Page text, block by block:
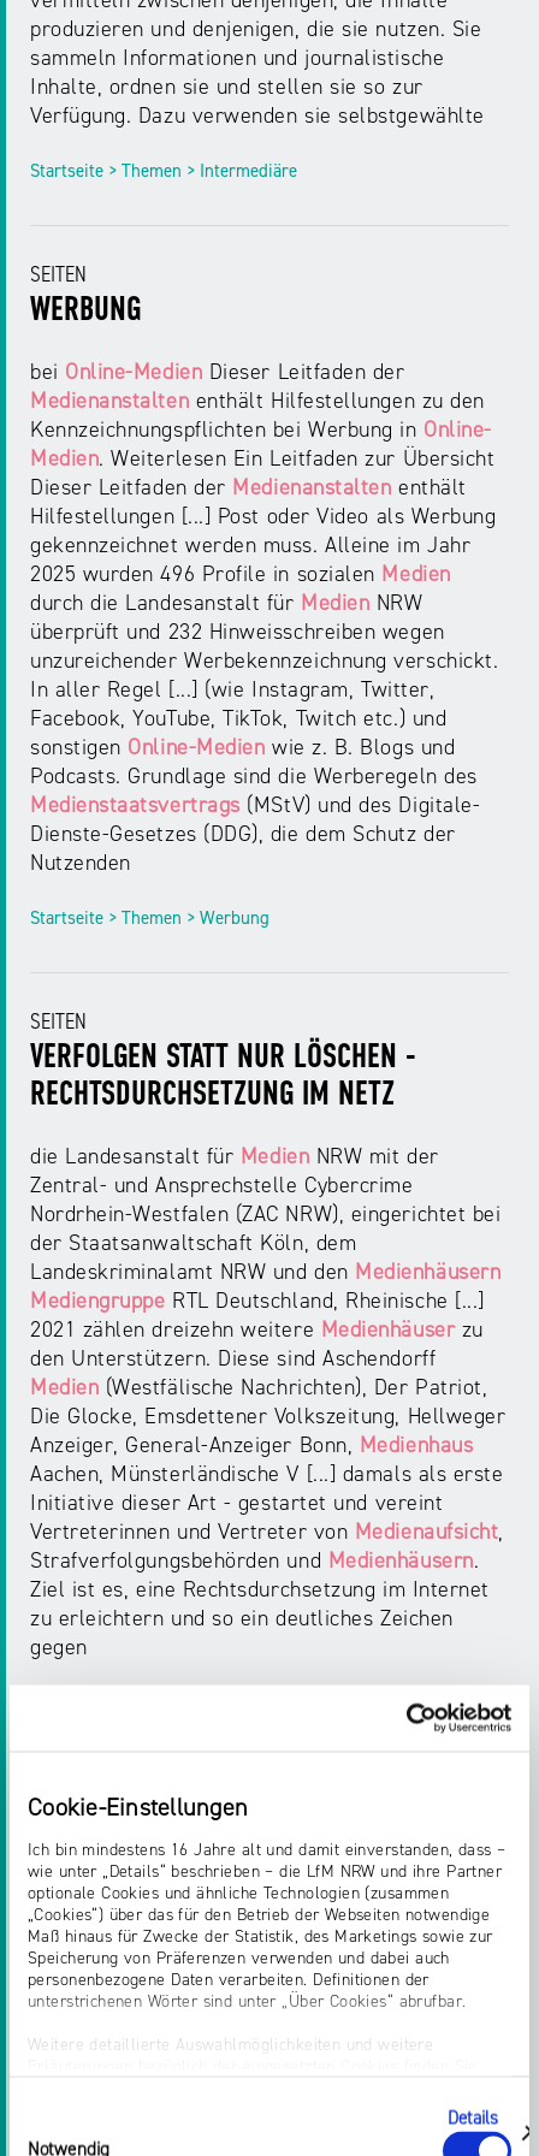
Cookie-Einstellungen
Ich bin mindestens 16 Jahre alt und damit einverstanden, dass –
wie unter „Details“ beschrieben – die LfM NRW und ihre Partner
optionale Cookies und ähnliche Technologien (zusammen
„Cookies“) über das für den Betrieb der Webseiten notwendige
Maß hinaus für Zwecke der Statistik, des Marketings sowie zur
Speicherung von Präferenzen verwenden und dabei auch
personenbezogene Daten verarbeiten. Definitionen der
unterstrichenen Wörter sind unter „Über Cookies“ abrufbar.
Weitere detaillierte Auswahlmöglichkeiten und weitere
„Einwilligung ändern“ in der Datenschutzerklärung aufgerufen
werden. Dort können Sie auch Ihre Einwilligung jederzeit mit
Notwendig
Details
zeigen
produzieren und denjenigen, die sie nutzen. Sie
sammeln Informationen und journalistische
Inhalte, ordnen sie und stellen sie so zur
Verfügung. Dazu verwenden sie selbstgewählte
Startseite > Themen > Intermediäre
SEITEN
WERBUNG
bei Online-Medien Dieser Leitfaden der
Medienanstalten enthält Hilfestellungen zu den
Kennzeichnungspflichten bei Werbung in Online-
Medien. Weiterlesen Ein Leitfaden zur Übersicht
Dieser Leitfaden der Medienanstalten enthält
Hilfestellungen [...] Post oder Video als Werbung
gekennzeichnet werden muss. Alleine im Jahr
2025 wurden 496 Profile in sozialen Medien
durch die Landesanstalt für Medien NRW
überprüft und 232 Hinweisschreiben wegen
unzureichender Werbekennzeichnung verschickt.
In aller Regel [...] (wie Instagram, Twitter,
Facebook, YouTube, TikTok, Twitch etc.) und
sonstigen Online-Medien wie z. B. Blogs und
Podcasts. Grundlage sind die Werberegeln des
Medienstaatsvertrags (MStV) und des Digitale-
Dienste-Gesetzes (DDG), die dem Schutz der
Nutzenden
Startseite > Themen > Werbung
SEITEN
VERFOLGEN STATT NUR LÖSCHEN -
RECHTSDURCHSETZUNG IM NETZ
die Landesanstalt für Medien NRW mit der
Zentral- und Ansprechstelle Cybercrime
Nordrhein-Westfalen (ZAC NRW), eingerichtet bei
der Staatsanwaltschaft Köln, dem
Landeskriminalamt NRW und den Medienhäusern
Mediengruppe RTL Deutschland, Rheinische [...]
2021 zählen dreizehn weitere Medienhäuserzu
den Unterstützern. Diese sind Aschendorff
Medien (Westfälische Nachrichten), Der Patriot,
Die Glocke, Emsdettener Volkszeitung, Hellweger
Anzeiger, General-Anzeiger Bonn, Medienhaus
Aachen, Münsterländische V [...] damals als erste
Initiative dieser Art - gestartet und vereint
Vertreterinnen und Vertreter von Medienaufsicht,
Strafverfolgungsbehörden und Medienhäusern.
Ziel ist es, eine Rechtsdurchsetzung im Internet
zu erleichtern und so ein deutliches Zeichen
gegen
SEITEN
DESINFORMATION
Aber auch dieMedienpolitikmuss sich mit diesem
Phänomen befassen. DieMedienaufsichtin
Deutschland ist der Meinungsfreiheit verpflichtet.
Unsere wichtigste Aufgabe ist es, eine freie
Meinungsbildung [...] eine Grundvoraussetzung,
wichtige Rolle. In den